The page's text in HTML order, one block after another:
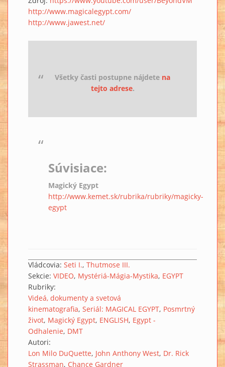
http://www.magicalegypt.com/
http://www.jawest.net/
Všetky časti postupne nájdete na
tejto adrese.
Súvisiace:
Magický Egypt
http://www.kemet.sk/rubrika/rubriky/magicky-
egypt
Vládcovia: Seti I. Thutmose III.
Sekcie: VIDEO Mystériá-Mágia-Mystika EGYPT
Rubriky:
Videá, dokumenty a svetová
kinematografia Seriál: MAGICAL EGYPT Posmrtný
život Magický Egypt ENGLISH Egypt -
Odhalenie DMT
Autori:
Lon Milo DuQuette John Anthony West Dr. Rick
Strassman Chance Gardner